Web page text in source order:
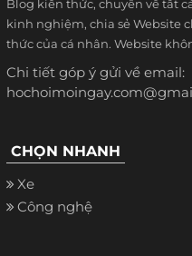
Blog kiến thức, chuyên về tất
kinh nghiệm, chia sẻ Website
thức của cá nhân. Website
Chi tiết góp ý gửi về email:
CHỌN NHANH
Xe
Công nghệ